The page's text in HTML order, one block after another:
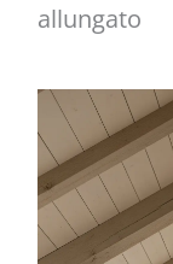
allungato